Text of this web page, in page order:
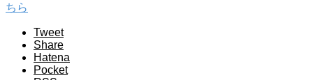
ちら
Tweet
Share
Hatena
Pocket